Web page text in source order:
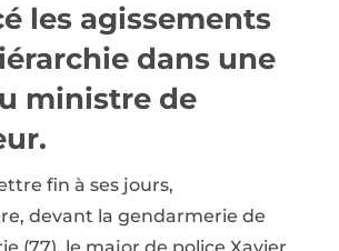
les agissements
dans une
ministre de
fin à ses jours,
devant la gendarmerie de